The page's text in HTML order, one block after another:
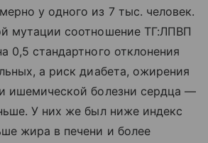
у одного из 7 тыс. человек.
мутации соотношение ТГ:ЛПВП
0,5 стандартного отклонения
а риск диабета, ожирения
ишемической болезни сердца —
У них же был ниже индекс
жира в печени и более